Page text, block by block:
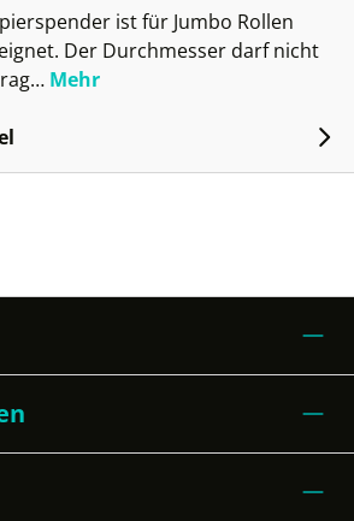
ist für Jumbo Rollen
Der Durchmesser darf nicht
Mehr